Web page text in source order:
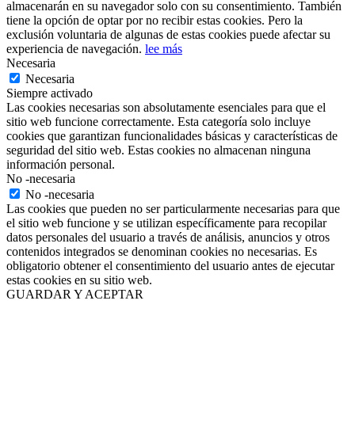
almacenarán en su navegador solo con su consentimiento. También
tiene la opción de optar por no recibir estas cookies. Pero la
exclusión voluntaria de algunas de estas cookies puede afectar su
experiencia de navegación. lee más
Necesaria
Necesaria
Siempre activado
Las cookies necesarias son absolutamente esenciales para que el
sitio web funcione correctamente. Esta categoría solo incluye
cookies que garantizan funcionalidades básicas y características de
seguridad del sitio web. Estas cookies no almacenan ninguna
información personal.
No -necesaria
No -necesaria
Las cookies que pueden no ser particularmente necesarias para que
el sitio web funcione y se utilizan específicamente para recopilar
datos personales del usuario a través de análisis, anuncios y otros
contenidos integrados se denominan cookies no necesarias. Es
obligatorio obtener el consentimiento del usuario antes de ejecutar
estas cookies en su sitio web.
GUARDAR Y ACEPTAR